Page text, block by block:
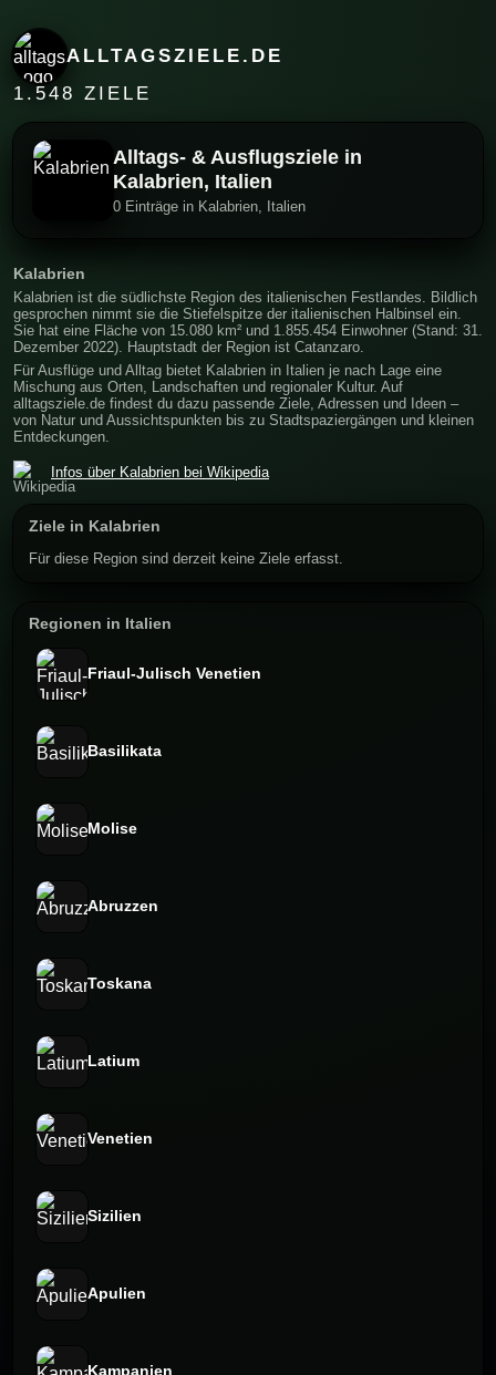
ALLTAGSZIELE.DE
1.548 ZIELE
Alltags- & Ausflugsziele in
Kalabrien, Italien
0 Einträge in Kalabrien, Italien
Kalabrien
Kalabrien ist die südlichste Region des italienischen Festlandes. Bildlich
gesprochen nimmt sie die Stiefelspitze der italienischen Halbinsel ein.
Sie hat eine Fläche von 15.080 km² und 1.855.454 Einwohner (Stand: 31.
Dezember 2022). Hauptstadt der Region ist Catanzaro.
Für Ausflüge und Alltag bietet Kalabrien in Italien je nach Lage eine
Mischung aus Orten, Landschaften und regionaler Kultur. Auf
alltagsziele.de findest du dazu passende Ziele, Adressen und Ideen –
von Natur und Aussichtspunkten bis zu Stadtspaziergängen und kleinen
Entdeckungen.
Infos über Kalabrien bei Wikipedia
Ziele in Kalabrien
Für diese Region sind derzeit keine Ziele erfasst.
Regionen in Italien
Friaul-Julisch Venetien⁠
Basilikata
Molise
Abruzzen
Toskana
Latium
Venetien
Sizilien
Apulien
Kampanien